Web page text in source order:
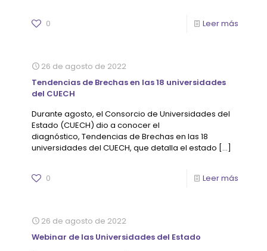
0 Leer más
26 de agosto de 2022
Tendencias de Brechas en las 18 universidades
del CUECH
Durante agosto, el Consorcio de Universidades del
Estado (CUECH) dio a conocer el
diagnóstico, Tendencias de Brechas en las 18
universidades del CUECH, que detalla el estado […]
0 Leer más
26 de agosto de 2022
Webinar de las Universidades del Estado